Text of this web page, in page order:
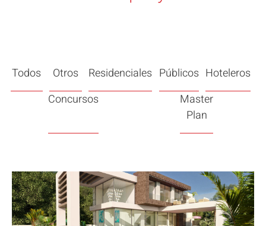
Todos Otros Residenciales Públicos Hoteleros
Concursos
Master
Plan